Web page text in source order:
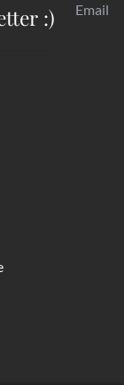
:) Email